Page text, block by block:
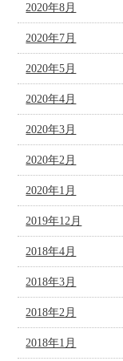
2020年8月
2020年7月
2020年5月
2020年4月
2020年3月
2020年2月
2020年1月
2019年12月
2018年4月
2018年3月
2018年2月
2018年1月